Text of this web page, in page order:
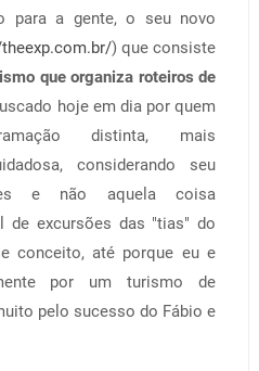
para a gente, o seu novo
) que consiste
que organiza roteiros de
hoje em dia por quem
distinta, mais
considerando seu
e não aquela coisa
de excursões das "tias" do
conceito, até porque eu e
por um turismo de
pelo sucesso do Fábio e